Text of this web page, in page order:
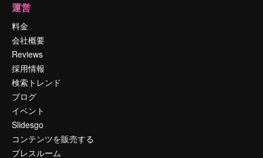
運営
料金
会社概要
Reviews
採用情報
検索トレンド
ブログ
イベント
Slidesgo
コンテンツを販売する
プレスルーム